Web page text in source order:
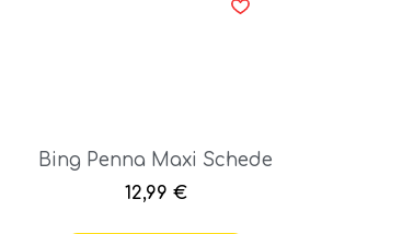
Bing Penna Maxi Schede
12,99 €